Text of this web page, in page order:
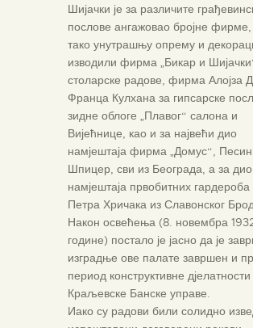
Шијачки је за различите
послове ангажовао бројне
тако унутрашњу опрему и
изводили фирма „Бикар и
столарске радове, фирма Алојза
Франца Кулхана за гипсарске
зидне облоге „Плавог“ салона и
Вијећнице, као и за највећи дио
намјештаја фирма „Домус“,
Шпицер, сви из Београда, а за дио
намјештаја првобитних
Петра Хричака из Славонског
Након освећења (8. новембра
године) постало је јасно да је
изградње ове палате завршен и
период конструктивне дјелатности
Краљевске Банске управе.
Иако су радови били солидно